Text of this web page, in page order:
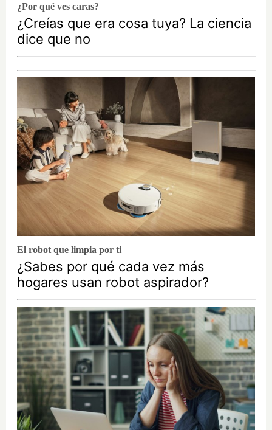
¿Por qué ves caras?
¿Creías que era cosa tuya? La ciencia
dice que no
El robot que limpia por ti
¿Sabes por qué cada vez más
hogares usan robot aspirador?